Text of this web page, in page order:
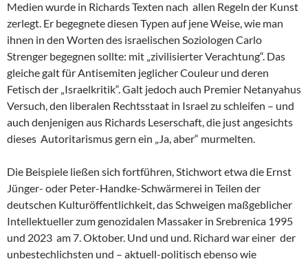
Medien wurde in Richards Texten nach allen Regeln der Kunst
zerlegt. Er begegnete diesen Typen auf jene Weise, wie man
ihnen in den Worten des israelischen Soziologen Carlo
Strenger begegnen sollte: mit „zivilisierter Verachtung“. Das
gleiche galt für Antisemiten jeglicher Couleur und deren
Fetisch der „Israelkritik“. Galt jedoch auch Premier Netanyahus
Versuch, den liberalen Rechtsstaat in Israel zu schleifen – und
auch denjenigen aus Richards Leserschaft, die just angesichts
dieses Autoritarismus gern ein „Ja, aber“ murmelten.
Die Beispiele ließen sich fortführen, Stichwort etwa die Ernst
Jünger- oder Peter-Handke-Schwärmerei in Teilen der
deutschen Kulturöffentlichkeit, das Schweigen maßgeblicher
Intellektueller zum genozidalen Massaker in Srebrenica 1995
und 2023 am 7. Oktober. Und und und. Richard war einer der
unbestechlichsten und – aktuell-politisch ebenso wie